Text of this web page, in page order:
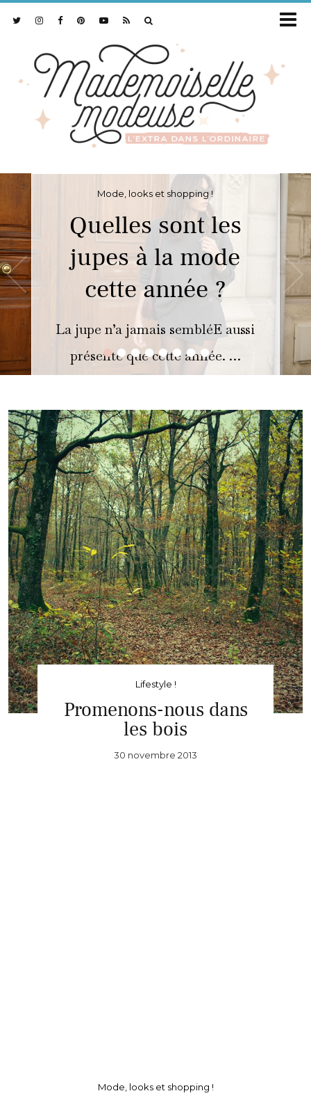
••••••••
Mode, looks et shopping !
Quelles sont les
jupes à la mode
cette année ?
La jupe n’a jamais sembléE aussi
présente que cette année. …
Lifestyle !
Promenons-nous dans
les bois
30 novembre 2013
Mode, looks et shopping !